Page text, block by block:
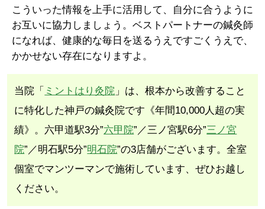
こういった情報を上手に活用して、自分に合うように
お互いに協力しましょう。ベストパートナーの鍼灸師
になれば、健康的な毎日を送るうえですごくうえで、
かかせない存在になりますよ。
当院「 ミントはり灸院 」は、根本から改善すること
に特化した神戸の鍼灸院です《年間10,000人超の実
績》。六甲道駅3分”六甲院”／三ノ宮駅6分”三ノ宮
院”／明石駅5分”明石院”の3店舗がございます。全室
個室でマンツーマンで施術しています、ぜひお越し
ください。